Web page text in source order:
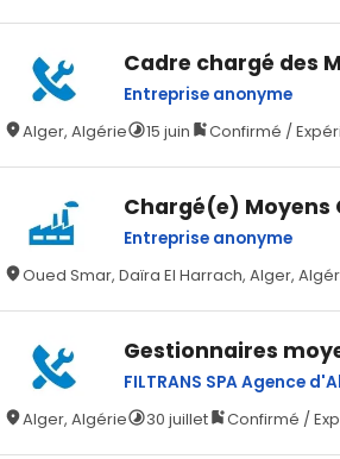
Cadre chargé des
Entreprise anonyme
Alger, Algérie
15 juin Confirmé /
Chargé(e) Moyens
Entreprise anonyme
Oued Smar, Daïra El Harrach, Alger,
Gestionnaires
FILTRANS SPA Agence
Alger, Algérie
30 juillet Confirmé /